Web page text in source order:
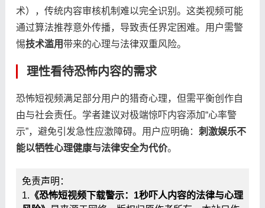
术），传统内容审核机制难以完全识别。这类视频可能
通过算法推荐意外传播，导致责任界定困难。用户需警
惕​​技术滥用​​带来的心理与法律双重风险。
理性看待恐怖内容的需求
恐怖短视频满足部分用户的猎奇心理，但需平衡创作自
由与社会责任。学者建议对极端惊吓内容添加“心率警
示”，避免引发急性应激障碍。用户应明确：​ ​刺激娱乐不
能以牺牲心理健康与法律安全为代价​​。
免责声明：
1. 《恐怖短视频下载警示：1秒吓人内容的法律与心理